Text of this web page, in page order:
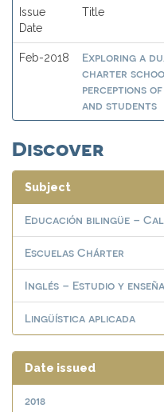
Issue
Date
Title
Feb-2018
Exploring a
charter
perceptions
and students
Discover
Subject
Educación bilingüe –
Escuelas Chárter
Inglés – Estudio y
Lingüística aplicada
Date issued
2018